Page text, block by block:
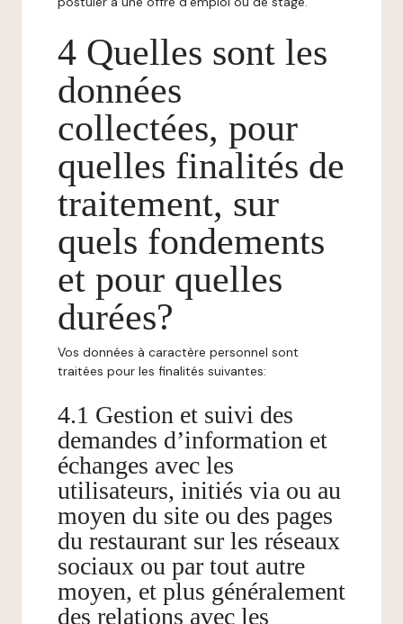
4 Quelles sont les
données
collectées, pour
quelles finalités de
traitement, sur
quels fondements
et pour quelles
durées?
Vos données à caractère personnel sont
traitées pour les finalités suivantes:
4.1 Gestion et suivi des
demandes d’information et
échanges avec les
utilisateurs, initiés via ou au
moyen du site ou des pages
du restaurant sur les réseaux
sociaux ou par tout autre
moyen, et plus généralement
des relations avec les